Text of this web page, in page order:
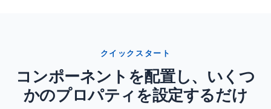
クイックスタート
コンポーネントを配置し、いくつ
かのプロパティを設定するだけ